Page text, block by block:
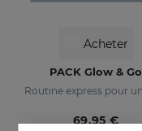
Acheter
PACK Glow & Go
69.95 €